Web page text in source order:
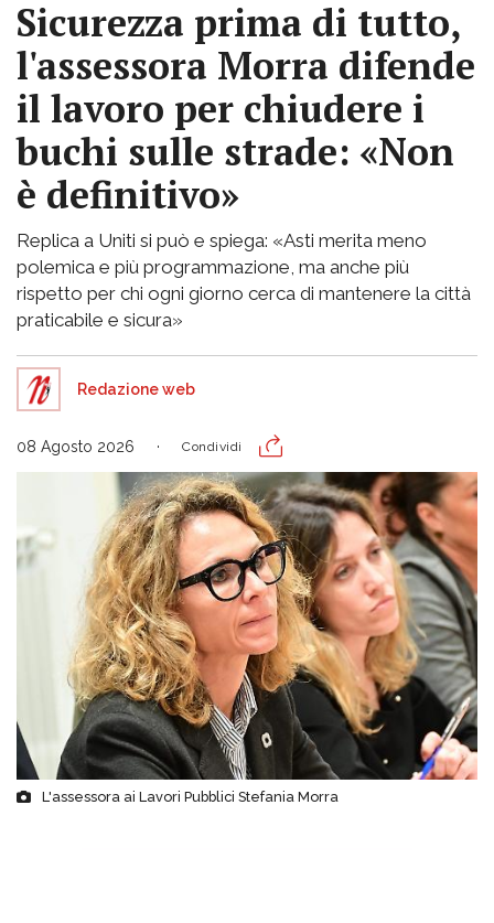
Sicurezza prima di tutto,
l'assessora Morra difende
il lavoro per chiudere i
buchi sulle strade: «Non
è definitivo»
Replica a Uniti si può e spiega: «Asti merita meno
polemica e più programmazione, ma anche più
rispetto per chi ogni giorno cerca di mantenere la città
praticabile e sicura»
Redazione web
08 Agosto 2026 Condividi
L'assessora ai Lavori Pubblici Stefania Morra